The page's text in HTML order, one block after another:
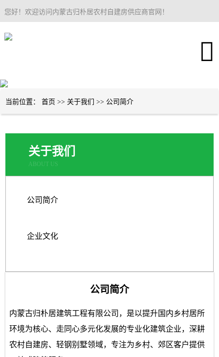
您好！欢迎访问内蒙古归朴居农村自建房供应商官网！网站首页
售后服务
当前位置： 首页 >> 关于我们 >> 公司简介
关于我们
ABOUT US
公司简介
企业文化
公司简介
内蒙古归朴居建筑工程有限公司，是以提升国内乡村居所
环境为核心、走同心多元化发展的专业化建筑企业，深耕
农村自建房、轻钢别墅领域，专注为乡村、郊区客户提供